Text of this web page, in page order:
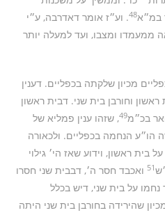
במ״א48. וע״ז אומר דאדרבה, ע״י
ממעמדו ומצבו, ועד למעלה יותר
מכיון שלקתה בכפליים. דענין
וחורבן בית שני. דבית ראשון
בכ״מ49, שזהו ענין פמליא של
הו״ע הנחמה בכפליים. ולכאורה
ראשון, וידוע שאז הי׳ גילוי
51 ואכבד חסר ה׳, דבבית שני חסרו
נחמו על בית שני, דיש בכלל
שהירידה בחורבן בית שני היתה